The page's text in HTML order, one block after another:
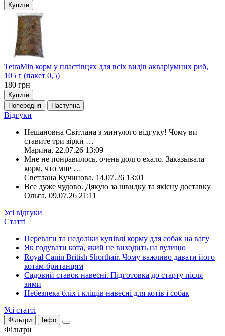
Купити
TetraMin корм у пластівцях для всіх видів акваріумних риб,
105 г (пакет 0,5)
180 грн
Купити
Попередня
Наступна
Відгуки
Нешановна Світлана з минулого відгуку! Чому ви
ставите три зірки …
Марина, 22.07.26 13:09
Мне не понравилось, очень долго ехало. Заказывала
корм, что мне …
Светлана Кучинова, 14.07.26 13:01
Все дуже чудово. Дякую за швидку та якісну доставку
Ольга, 09.07.26 21:11
Усі відгуки
Статті
Переваги та недоліки купівлі корму для собак на вагу
Як годувати кота, який не виходить на вулицю
Royal Canin British Shorthair. Чому важливо давати його
котам-британцям
Садовий ставок навесні. Підготовка до старту після
зими
Небезпека бліх і кліщів навесні для котів і собак
Усі статті
Фільтри Інфо
Фільтри